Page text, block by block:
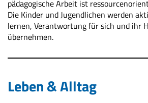
pädagogische Arbeit ist
Die Kinder und Jugendlichen werden
lernen, Verantwortung für sich und ihr
übernehmen.
Leben & Alltag